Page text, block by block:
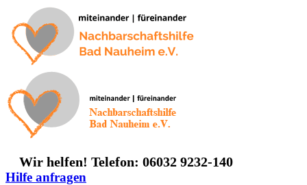
Inhalt
springen
Wir helfen! Telefon: 06032 9232-140
Hilfe anfragen